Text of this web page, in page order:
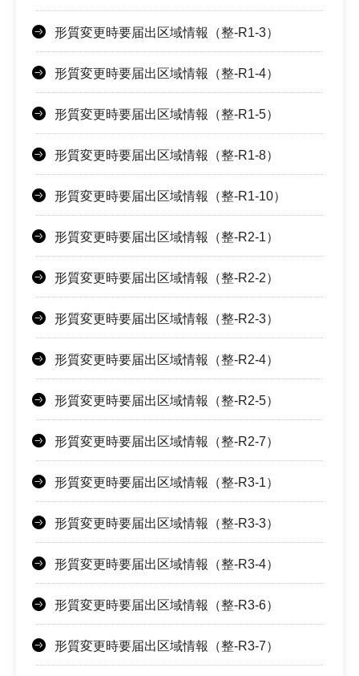
形質変更時要届出区域情報（整-R1-3）
形質変更時要届出区域情報（整-R1-4）
形質変更時要届出区域情報（整-R1-5）
形質変更時要届出区域情報（整-R1-8）
形質変更時要届出区域情報（整-R1-10）
形質変更時要届出区域情報（整-R2-1）
形質変更時要届出区域情報（整-R2-2）
形質変更時要届出区域情報（整-R2-3）
形質変更時要届出区域情報（整-R2-4）
形質変更時要届出区域情報（整-R2-5）
形質変更時要届出区域情報（整-R2-7）
形質変更時要届出区域情報（整-R3-1）
形質変更時要届出区域情報（整-R3-3）
形質変更時要届出区域情報（整-R3-4）
形質変更時要届出区域情報（整-R3-6）
形質変更時要届出区域情報（整-R3-7）